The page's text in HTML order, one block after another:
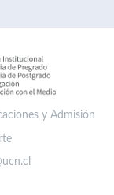
y Admisión